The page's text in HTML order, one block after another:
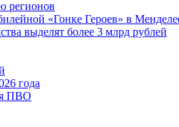
регионов
«Гонке Героев» в
выделят более 3 млрд рублей
года
ПВО